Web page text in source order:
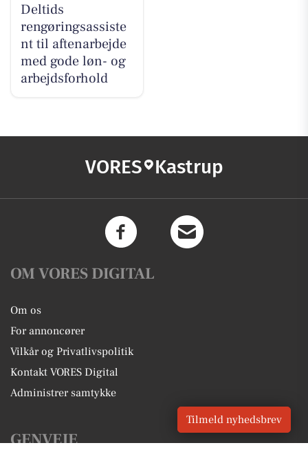
Deltids
rengøringsassiste
nt til aftenarbejde
med gode løn- og
arbejdsforhold
VORES Kastrup
OM VORES DIGITAL
Om os
For annoncører
Vilkår og Privatlivspolitik
Kontakt VORES Digital
Administrer samtykke
GENVEJE
Tilmeld nyhedsbrev